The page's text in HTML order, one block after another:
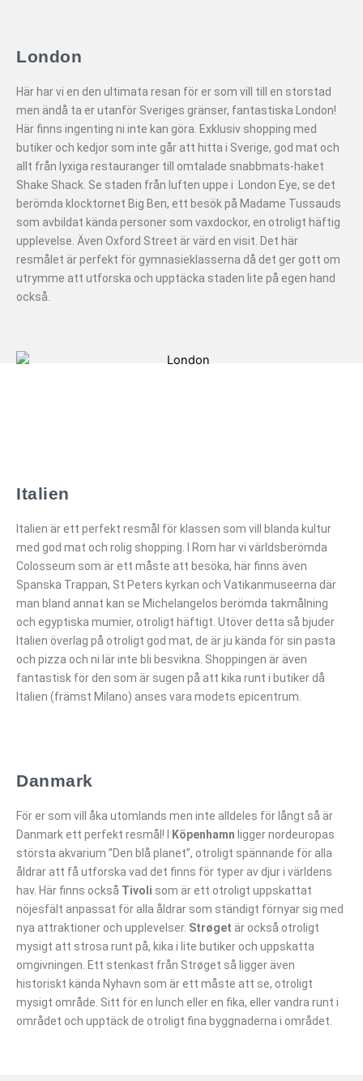
London
Här har vi en den ultimata resan för er som vill till en storstad
men ändå ta er utanför Sveriges gränser, fantastiska London!
Här finns ingenting ni inte kan göra. Exklusiv shopping med
butiker och kedjor som inte går att hitta i Sverige, god mat och
allt från lyxiga restauranger till omtalade snabbmats-haket
Shake Shack. Se staden från luften uppe i London Eye, se det
berömda klocktornet Big Ben, ett besök på Madame Tussauds
som avbildat kända personer som vaxdockor, en otroligt häftig
upplevelse. Även Oxford Street är värd en visit. Det här
resmålet är perfekt för gymnasieklasserna då det ger gott om
utrymme att utforska och upptäcka staden lite på egen hand
också.
Italien
Italien är ett perfekt resmål för klassen som vill blanda kultur
med god mat och rolig shopping. I Rom har vi världsberömda
Colosseum som är ett måste att besöka, här finns även
Spanska Trappan, St Peters kyrkan och Vatikanmuseerna där
man bland annat kan se Michelangelos berömda takmålning
och egyptiska mumier, otroligt häftigt. Utöver detta så bjuder
Italien överlag på otroligt god mat, de är ju kända för sin pasta
och pizza och ni lär inte bli besvikna. Shoppingen är även
fantastisk för den som är sugen på att kika runt i butiker då
Italien (främst Milano) anses vara modets epicentrum.
Danmark
För er som vill åka utomlands men inte alldeles för långt så är
Danmark ett perfekt resmål! I
Köpenhamn ligger nordeuropas
största akvarium ”Den blå planet”, otroligt spännande för alla
åldrar att få utforska vad det finns för typer av djur i världens
hav. Här finns också Tivoli som är ett otroligt uppskattat
nöjesfält anpassat för alla åldrar som ständigt förnyar sig med
nya attraktioner och upplevelser. Strøget är också otroligt
mysigt att strosa runt på, kika i lite butiker och uppskatta
omgivningen. Ett stenkast från Strøget så ligger även
historiskt kända Nyhavn som är ett måste att se, otroligt
mysigt område. Sitt för en lunch eller en fika, eller vandra runt i
området och upptäck de otroligt fina byggnaderna i området.